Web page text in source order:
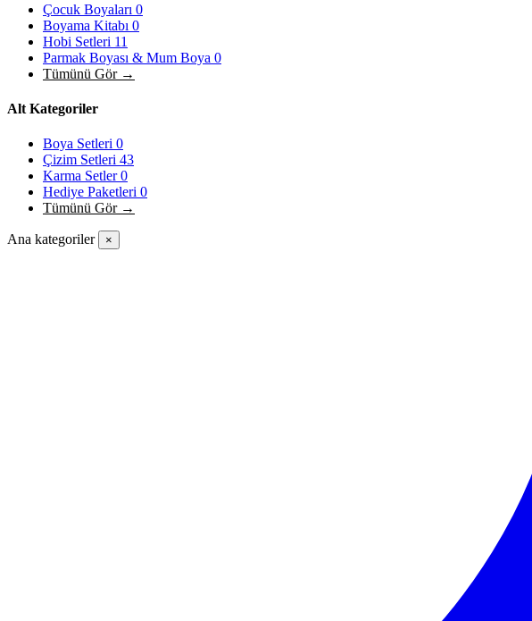
Çocuk Boyaları 0
Boyama Kitabı 0
Hobi Setleri 11
Parmak Boyası & Mum Boya 0
Tümünü Gör →
Alt Kategoriler
Boya Setleri 0
Çizim Setleri 43
Karma Setler0
Hediye Paketleri 0
Tümünü Gör →
Ana kategoriler ×